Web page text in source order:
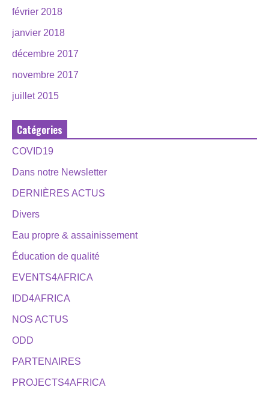
février 2018
janvier 2018
décembre 2017
novembre 2017
juillet 2015
Catégories
COVID19
Dans notre Newsletter
DERNIÈRES ACTUS
Divers
Eau propre & assainissement
Éducation de qualité
EVENTS4AFRICA
IDD4AFRICA
NOS ACTUS
ODD
PARTENAIRES
PROJECTS4AFRICA